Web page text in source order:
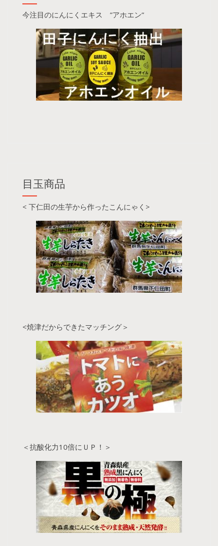
今注目のにんにくエキス ”アホエン”
目玉商品
< 下仁田の生芋から作ったこんにゃく>
<焼津だからできたマッチング＞
＜抗酸化力10倍にＵＰ！＞